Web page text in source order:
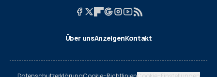
Über unsAnzeigenKontakt